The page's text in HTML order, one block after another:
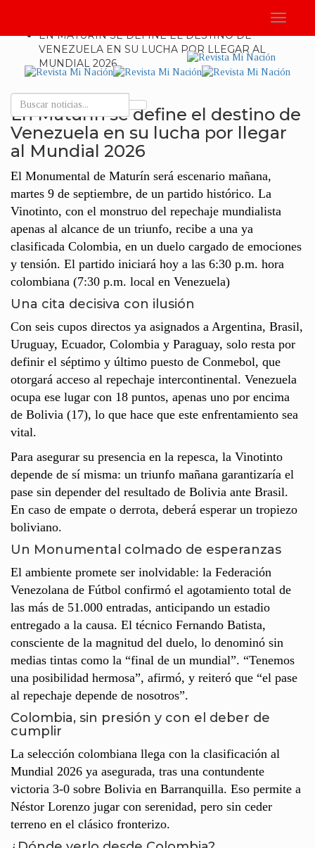
Toggle
Search
EN MATURÍN SE DEFINE EL DESTINO DE
VENEZUELA EN SU LUCHA POR LLEGAR AL
MUNDIAL 2026
En Maturín se define el destino de
Venezuela en su lucha por llegar
al Mundial 2026
El Monumental de Maturín será escenario mañana,
martes 9 de septiembre, de un partido histórico. La
Vinotinto, con el monstruo del repechaje mundialista
apenas al alcance de un triunfo, recibe a una ya
clasificada Colombia, en un duelo cargado de emociones
y tensión. El partido iniciará hoy a las 6:30 p.m. hora
colombiana (7:30 p.m. local en Venezuela)
Una cita decisiva con ilusión
Con seis cupos directos ya asignados a Argentina, Brasil,
Uruguay, Ecuador, Colombia y Paraguay, solo resta por
definir el séptimo y último puesto de Conmebol, que
otorgará acceso al repechaje intercontinental. Venezuela
ocupa ese lugar con 18 puntos, apenas uno por encima
de Bolivia (17), lo que hace que este enfrentamiento sea
vital.
Para asegurar su presencia en la repesca, la Vinotinto
depende de sí misma: un triunfo mañana garantizaría el
pase sin depender del resultado de Bolivia ante Brasil.
En caso de empate o derrota, deberá esperar un tropiezo
boliviano.
Un Monumental colmado de esperanzas
El ambiente promete ser inolvidable: la Federación
Venezolana de Fútbol confirmó el agotamiento total de
las más de 51.000 entradas, anticipando un estadio
entregado a la causa. El técnico Fernando Batista,
consciente de la magnitud del duelo, lo denominó sin
medias tintas como la “final de un mundial”. “Tenemos
una posibilidad hermosa”, afirmó, y reiteró que “el pase
al repechaje depende de nosotros”.
Colombia, sin presión y con el deber de
cumplir
La selección colombiana llega con la clasificación al
Mundial 2026 ya asegurada, tras una contundente
victoria 3-0 sobre Bolivia en Barranquilla. Eso permite a
Néstor Lorenzo jugar con serenidad, pero sin ceder
terreno en el clásico fronterizo.